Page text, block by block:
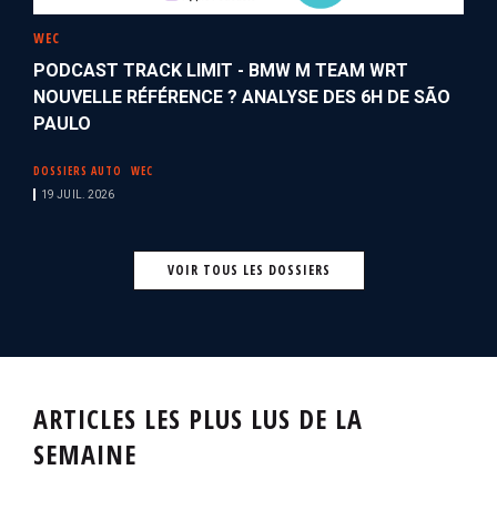
WEC
PODCAST TRACK LIMIT - BMW M TEAM WRT
NOUVELLE RÉFÉRENCE ? ANALYSE DES 6H DE SÃO
PAULO
DOSSIERS AUTO WEC
19 JUIL. 2026
VOIR TOUS LES DOSSIERS
ARTICLES LES PLUS LUS DE LA
SEMAINE